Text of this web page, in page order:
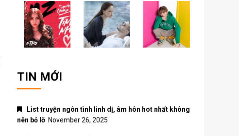
TIN MỚI
List truyện ngôn tình linh dị, âm hôn hot nhất không
nên bỏ lỡ November 26, 2025